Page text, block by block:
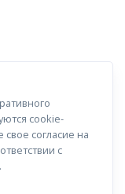
cookie-
согласие на
с
.